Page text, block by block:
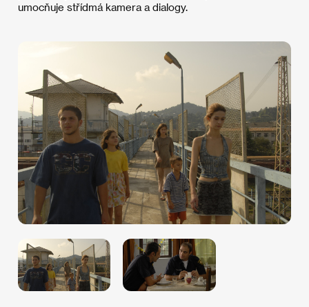
umocňuje střídmá kamera a dialogy.